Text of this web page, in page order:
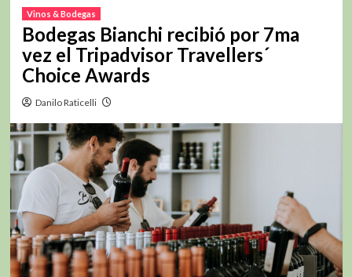
Vinos & Bodegas
Bodegas Bianchi recibió por 7ma
vez el Tripadvisor Travellers´
Choice Awards
Danilo Raticelli